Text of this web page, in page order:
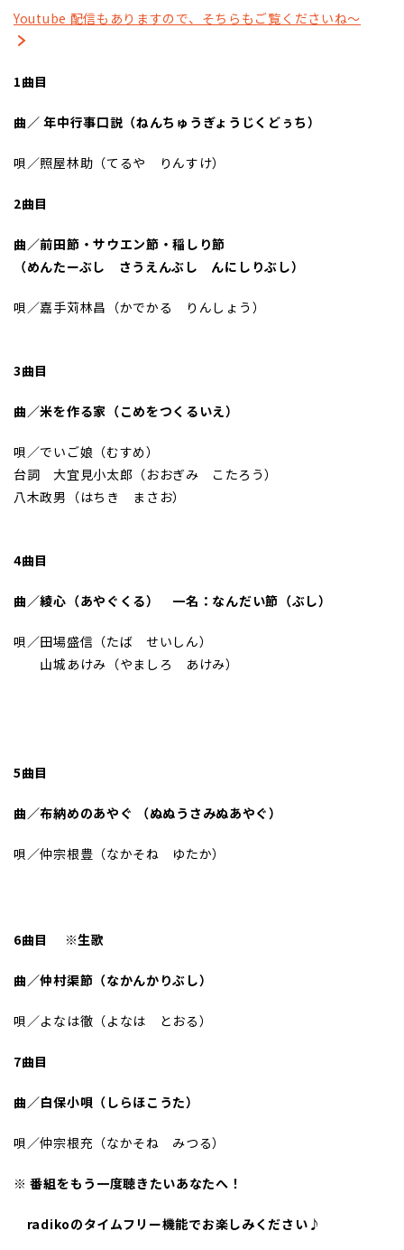
Youtube 配信もありますので、そちらもご覧くださいね～
1曲目
曲／年中行事口説（ねんちゅうぎょうじくどぅち）
唄／照屋林助（てるや りんすけ）
2曲目
曲／前田節・サウエン節・稲しり節
（めんたーぶし さうえんぶし んにしりぶし）
唄／嘉手苅林昌（かでかる りんしょう）
3曲目
曲／米を作る家（こめをつくるいえ）
唄／でいご娘（むすめ）
台詞 大宜見小太郎（おおぎみ こたろう）
八木政男（はちき まさお）
4曲目
曲／綾心（あやぐくる） 一名：なんだい節（ぶし）
唄／田場盛信（たば せいしん）
山城あけみ（やましろ あけみ）
5曲目
曲／布納めのあやぐ （ぬぬうさみぬあやぐ）
唄／仲宗根豊（なかそね ゆたか）
6曲目 ※生歌
曲／仲村渠節（なかんかりぶし）
唄／よなは徹（よなは とおる）
7曲目
曲／白保小唄（しらほこうた）
唄／仲宗根充（なかそね みつる）
※ 番組をもう一度聴きたいあなたへ！
radikoのタイムフリー機能でお楽しみください♪